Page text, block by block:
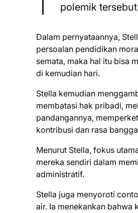
polemik
Dalam pernyataannya,
persoalan pendidikan
semata, maka hal itu bisa
di kemudian hari.
Stella kemudian
membatasi hak pribadi,
pandangannya,
kontribusi dan rasa
Menurut Stella, fokus
mereka sendiri dalam
administratif.
Stella juga menyoroti
air. Ia menekankan